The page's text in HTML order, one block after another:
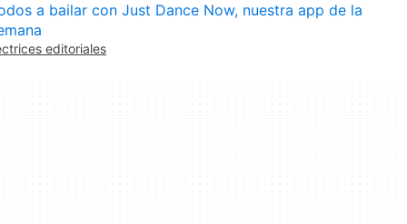
a bailar con Just Dance Now, nuestra app de la
editoriales